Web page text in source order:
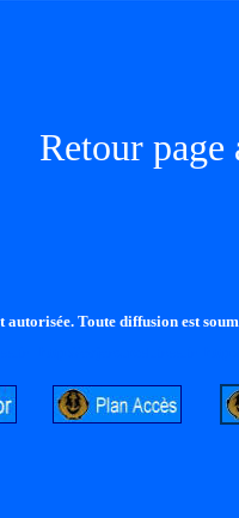
Retour
Toute diffusion est